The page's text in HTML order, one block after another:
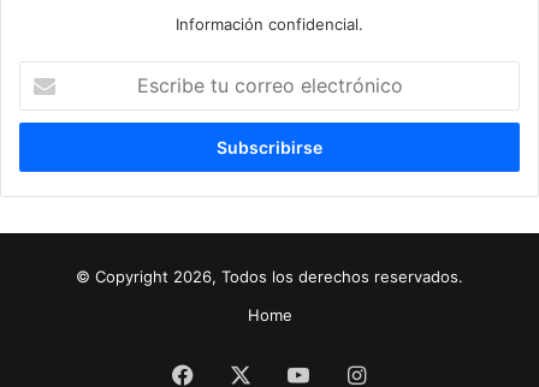
Información confidencial.
correo
© Copyright 2026, Todos los derechos reservados.
Home
Facebook YouTubeInstagram